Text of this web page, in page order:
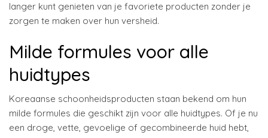
langer kunt genieten van je favoriete producten zonder je
zorgen te maken over hun versheid.
Milde formules voor alle
huidtypes
Koreaanse schoonheidsproducten staan bekend om hun
milde formules die geschikt zijn voor alle huidtypes. Of je nu
een droge, vette, gevoelige of gecombineerde huid hebt,